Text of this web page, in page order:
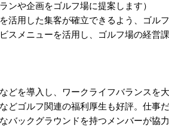
ンや企画をゴルフ場に提案します）
活用した集客が確立できるよう、ゴル
スメニューを活用し、ゴルフ場の経営
どを導入し、ワークライフバランスを
どゴルフ関連の福利厚生も好評。仕事
バックグラウンドを持つメンバーが協